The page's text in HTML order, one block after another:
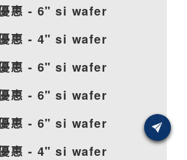
惠 - 6" si wafer
惠 - 4" si wafer
惠 - 6" si wafer
惠 - 6" si wafer
惠 - 6" si wafer
惠 - 4" si wafer